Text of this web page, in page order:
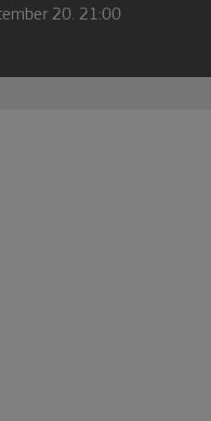
20. 21:00